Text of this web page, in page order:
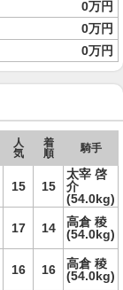
0万円
0万円
0万円
人
気
着
順
騎手
15 15
太宰 啓
介
(54.0kg)
17 14
高倉 稜
(54.0kg)
16 16
高倉 稜
(54.0kg)